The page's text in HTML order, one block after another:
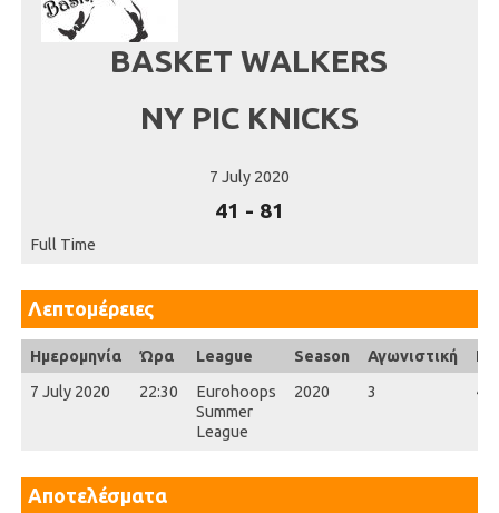
BASKET WALKERS
NY PIC KNICKS
7 July 2020
41 - 81
Full Time
Λεπτομέρειες
Ημερομηνία Ώρα League Season Αγωνιστική
7 July 2020
22:30
Eurohoops
Summer
League
2020 3 40'
Αποτελέσματα